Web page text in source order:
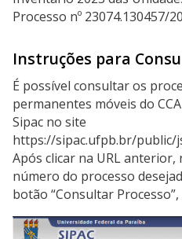
Processo nº 23074.130457/
Instruções para
É possível consultar os
permanentes móveis do
Sipac no site
https://sipac.ufpb.br/public/
Após clicar na URL
número do processo
botão “Consultar